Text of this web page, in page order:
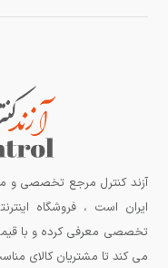
آزند کنترل مرجع تخصصی و
ایران است ، فروشگاه
تخصصی معرفی کرده و با
می کند تا مشتریان کالای